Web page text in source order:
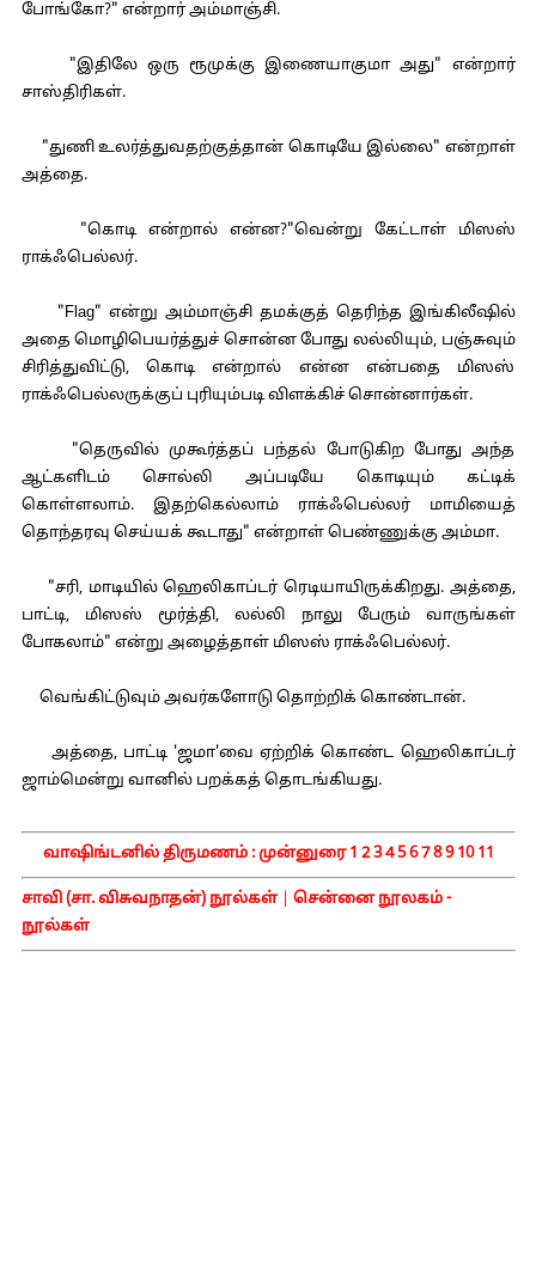
போங்கோ?" என்றார் அம்மாஞ்சி.
"இதிலே ஒரு ரூமுக்கு இணையாகுமா அது" என்றார்
சாஸ்திரிகள்.
"துணி உலர்த்துவதற்குத்தான் கொடியே இல்லை" என்றாள்
அத்தை.
"கொடி என்றால் என்ன?"வென்று கேட்டாள் மிஸஸ்
ராக்ஃபெல்லர்.
"Flag" என்று அம்மாஞ்சி தமக்குத் தெரிந்த இங்கிலீஷில்
அதை மொழிபெயர்த்துச் சொன்ன போது லல்லியும், பஞ்சுவும்
சிரித்துவிட்டு, கொடி என்றால் என்ன என்பதை மிஸஸ்
ராக்ஃபெல்லருக்குப் புரியும்படி விளக்கிச் சொன்னார்கள்.
"தெருவில் முகூர்த்தப் பந்தல் போடுகிற போது அந்த
ஆட்களிடம் சொல்லி அப்படியே கொடியும் கட்டிக்
கொள்ளலாம். இதற்கெல்லாம் ராக்ஃபெல்லர் மாமியைத்
தொந்தரவு செய்யக் கூடாது" என்றாள் பெண்ணுக்கு அம்மா.
"சரி, மாடியில் ஹெலிகாப்டர் ரெடியாயிருக்கிறது. அத்தை,
பாட்டி, மிஸஸ் மூர்த்தி, லல்லி நாலு பேரும் வாருங்கள்
போகலாம்" என்று அழைத்தாள் மிஸஸ் ராக்ஃபெல்லர்.
வெங்கிட்டுவும் அவர்களோடு தொற்றிக் கொண்டான்.
அத்தை, பாட்டி 'ஜமா'வை ஏற்றிக் கொண்ட ஹெலிகாப்டர்
ஜாம்மென்று வானில் பறக்கத் தொடங்கியது.
வாஷிங்டனில் திருமணம் :முன்னுரை1 234567891011
சாவி (சா. விசுவநாதன்) நூல்கள்| சென்னை நூலகம் -
நூல்கள்